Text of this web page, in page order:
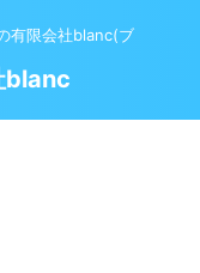
有限会社blanc(ブ
blanc